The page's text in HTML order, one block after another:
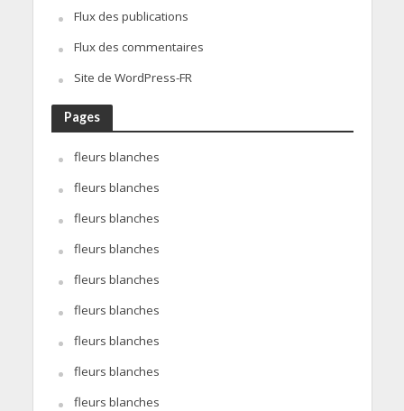
Flux des publications
Flux des commentaires
Site de WordPress-FR
Pages
fleurs blanches
fleurs blanches
fleurs blanches
fleurs blanches
fleurs blanches
fleurs blanches
fleurs blanches
fleurs blanches
fleurs blanches